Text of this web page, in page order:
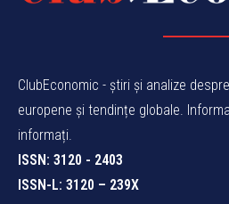
ClubEconomic - știri și analize
europene și tendințe globale.
informați.
ISSN: 3120 - 2403
ISSN-L: 3120 – 239X